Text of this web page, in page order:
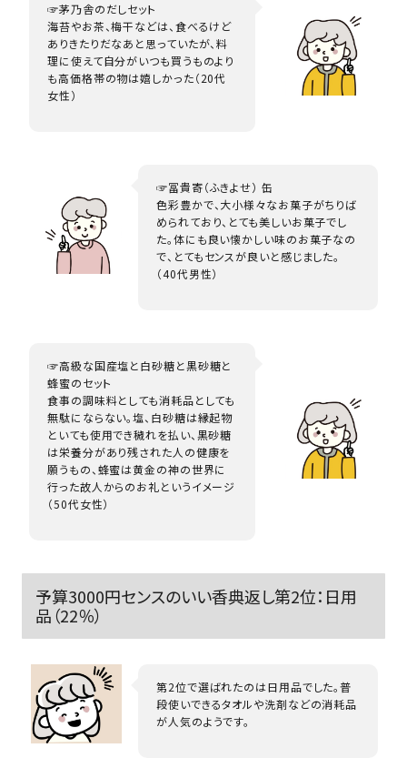
☞茅乃舎のだしセット
海苔やお茶、梅干などは、食べるけど
ありきたりだなあと思っていたが、料
理に使えて自分がいつも買うものより
も高価格帯の物は嬉しかった（20代
女性）
☞冨貴寄（ふきよせ） 缶
色彩豊かで、大小様々なお菓子がちりば
められており、とても美しいお菓子でし
た。体にも良い懐かしい味のお菓子なの
で、とてもセンスが良いと感じました。
（40代男性）
☞高級な国産塩と白砂糖と黒砂糖と
蜂蜜のセット
食事の調味料としても消耗品としても
無駄にならない。塩、白砂糖は縁起物
といても使用でき穢れを払い、黒砂糖
は栄養分があり残された人の健康を
願うもの、蜂蜜は黄金の神の世界に
行った故人からのお礼というイメージ
（50代女性）
予算3000円センスのいい香典返し第2位：日用
品（22％）
第2位で選ばれたのは日用品でした。普
段使いできるタオルや洗剤などの消耗品
が人気のようです。